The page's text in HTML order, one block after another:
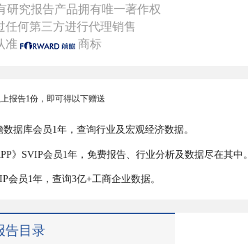
研究报告产品拥有唯一著作权
三方进行代理销售
商标
报告1份，即可得以下赠送
据库会员1年，查询行业及宏观经济数据。
》SVIP会员1年，免费报告、行业分析及数据尽在其中。
会员1年，查询3亿+工商企业数据。
告目录